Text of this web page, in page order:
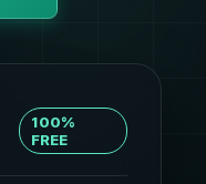
100%
FREE